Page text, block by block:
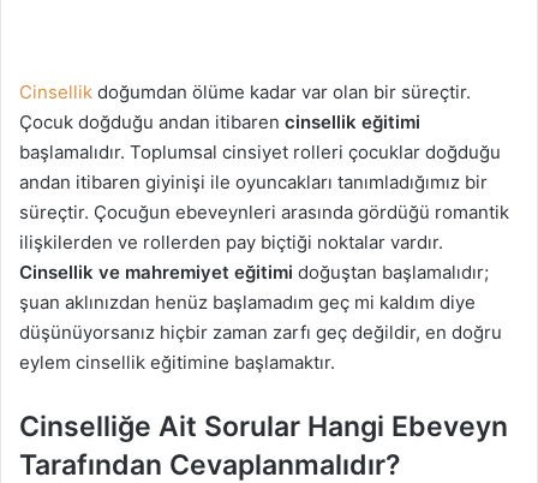
Cinsellik doğumdan ölüme kadar var olan bir süreçtir.
Çocuk doğduğu andan itibaren cinsellik eğitimi
başlamalıdır. Toplumsal cinsiyet rolleri çocuklar doğduğu
andan itibaren giyinişi ile oyuncakları tanımladığımız bir
süreçtir. Çocuğun ebeveynleri arasında gördüğü romantik
ilişkilerden ve rollerden pay biçtiği noktalar vardır.
Cinsellik ve mahremiyet eğitimi doğuştan başlamalıdır;
şuan aklınızdan henüz başlamadım geç mi kaldım diye
düşünüyorsanız hiçbir zaman zarfı geç değildir, en doğru
eylem cinsellik eğitimine başlamaktır.
Cinselliğe Ait Sorular Hangi Ebeveyn
Tarafından Cevaplanmalıdır?